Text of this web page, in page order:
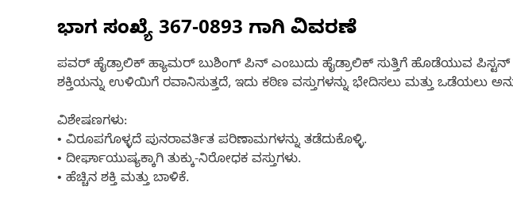
ಭಾಗ ಸಂಖ್ಯೆ 367-0893 ಗಾಗಿ ವಿವರಣೆ
ಪವರ್ ಹೈಡ್ರಾಲಿಕ್ ಹ್ಯಾಮರ್ ಬುಶಿಂಗ್ ಪಿನ್ ಎಂಬುದು ಹೈಡ್ರಾಲಿಕ್ ಸುತ್ತಿಗೆ ಹೊಡೆಯುವ
ಶಕ್ತಿಯನ್ನು ಉಳಿಯಿಗೆ ರವಾನಿಸುತ್ತದೆ, ಇದು ಕಠಿಣ ವಸ್ತುಗಳನ್ನು ಭೇದಿಸಲು ಮತ್ತು ಒಡೆಯಲು
ವಿಶೇಷಣಗಳು:
• ವಿರೂಪಗೊಳ್ಳದೆ ಪುನರಾವರ್ತಿತ ಪರಿಣಾಮಗಳನ್ನು ತಡೆದುಕೊಳ್ಳಿ.
• ದೀರ್ಘಾಯುಷ್ಯಕ್ಕಾಗಿ ತುಕ್ಕು-ನಿರೋಧಕ ವಸ್ತುಗಳು.
• ಹೆಚ್ಚಿನ ಶಕ್ತಿ ಮತ್ತು ಬಾಳಿಕೆ.